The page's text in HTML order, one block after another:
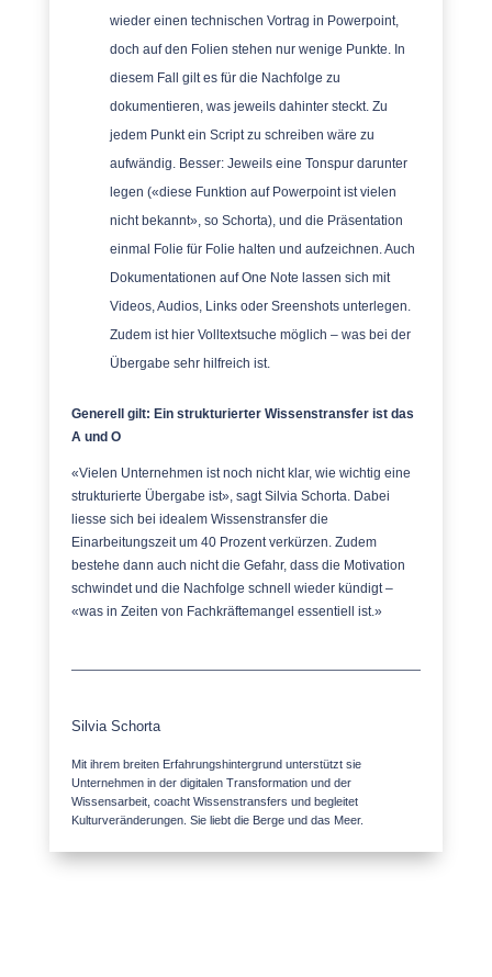
wieder einen technischen Vortrag in Powerpoint,
doch auf den Folien stehen nur wenige Punkte. In
diesem Fall gilt es für die Nachfolge zu
dokumentieren, was jeweils dahinter steckt. Zu
jedem Punkt ein Script zu schreiben wäre zu
aufwändig. Besser: Jeweils eine Tonspur darunter
legen («diese Funktion auf Powerpoint ist vielen
nicht bekannt», so Schorta), und die Präsentation
einmal Folie für Folie halten und aufzeichnen. Auch
Dokumentationen auf One Note lassen sich mit
Videos, Audios, Links oder Sreenshots unterlegen.
Zudem ist hier Volltextsuche möglich – was bei der
Übergabe sehr hilfreich ist.
Generell gilt: Ein strukturierter Wissenstransfer ist das
A und O
«Vielen Unternehmen ist noch nicht klar, wie wichtig eine
strukturierte Übergabe ist», sagt Silvia Schorta. Dabei
liesse sich bei idealem Wissenstransfer die
Einarbeitungszeit um 40 Prozent verkürzen. Zudem
bestehe dann auch nicht die Gefahr, dass die Motivation
schwindet und die Nachfolge schnell wieder kündigt –
«was in Zeiten von Fachkräftemangel essentiell ist.»
Silvia Schorta
Mit ihrem breiten Erfahrungshintergrund unterstützt sie
Unternehmen in der digitalen Transformation und der
Wissensarbeit, coacht Wissenstransfers und begleitet
Kulturveränderungen. Sie liebt die Berge und das Meer.